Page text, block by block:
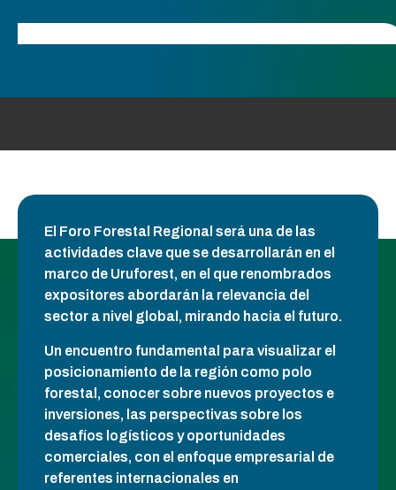
El Foro Forestal Regional será una de las
actividades clave que se desarrollarán en el
marco de Uruforest, en el que renombrados
expositores abordarán la relevancia del
sector a nivel global, mirando hacia el futuro.
Un encuentro fundamental para visualizar el
posicionamiento de la región como polo
forestal, conocer sobre nuevos proyectos e
inversiones, las perspectivas sobre los
desafíos logísticos y oportunidades
comerciales, con el enfoque empresarial de
referentes internacionales en